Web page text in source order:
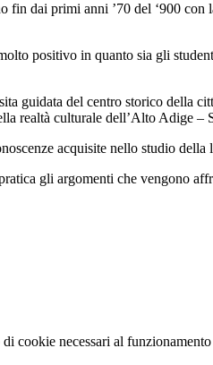
fin dai primi anni ’70 del ‘900
positivo in quanto sia gli
guidata del centro storico della
realtà culturale dell’Alto Adige –
acquisite nello studio della
gli argomenti che vengono
cookie necessari al